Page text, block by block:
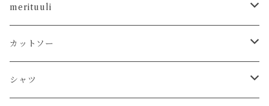
カットソー
タンクトップ
シャツ
シャツ
ニット
merituuli
カットソー
カーディガン
シャツ
カットソー
タンクトップ
シャツ